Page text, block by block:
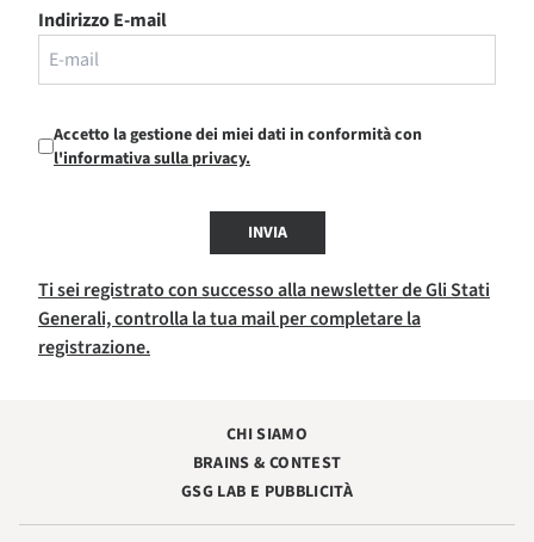
Indirizzo E-mail
Accetto la gestione dei miei dati in conformità con
l'informativa sulla privacy.
INVIA
Ti sei registrato con successo alla newsletter de Gli Stati
Generali, controlla la tua mail per completare la
registrazione.
CHI SIAMO
BRAINS & CONTEST
GSG LAB E PUBBLICITÀ